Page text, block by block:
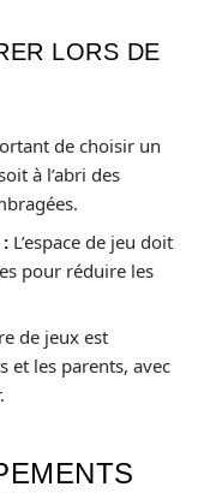
LORS DE
de choisir un
à l’abri des
L’espace de jeu doit
pour réduire les
de jeux est
et les parents, avec